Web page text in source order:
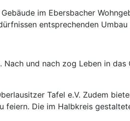
im Ebersbacher
entsprechenden
und nach zog Leben in
Tafel e.V. Zudem
Die im Halbkreis